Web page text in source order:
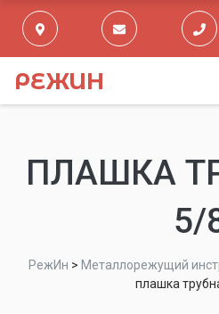
РЕЖИН
ПЛАШКА
5/
РежИн > Металлорежущий
плашка